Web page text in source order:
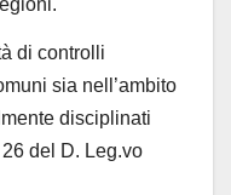
di controlli
sia nell’ambito
disciplinati
del D. Leg.vo